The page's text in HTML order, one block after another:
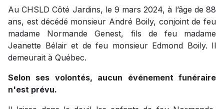
Au CHSLD Côté Jardins, le 9 mars 2024, à l’âge de 88
ans, est décédé monsieur André Boily, conjoint de feu
madame Normande Genest, fils de feu madame
Jeanette Bélair et de feu monsieur Edmond Boily. Il
demeurait à Québec.
Selon ses volontés, aucun événement funéraire
n'est prévu.